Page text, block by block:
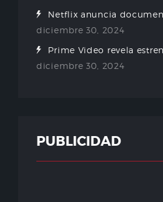
Netflix anuncia
diciembre 30, 2024
Prime Video revela
diciembre 30, 2024
PUBLICIDAD